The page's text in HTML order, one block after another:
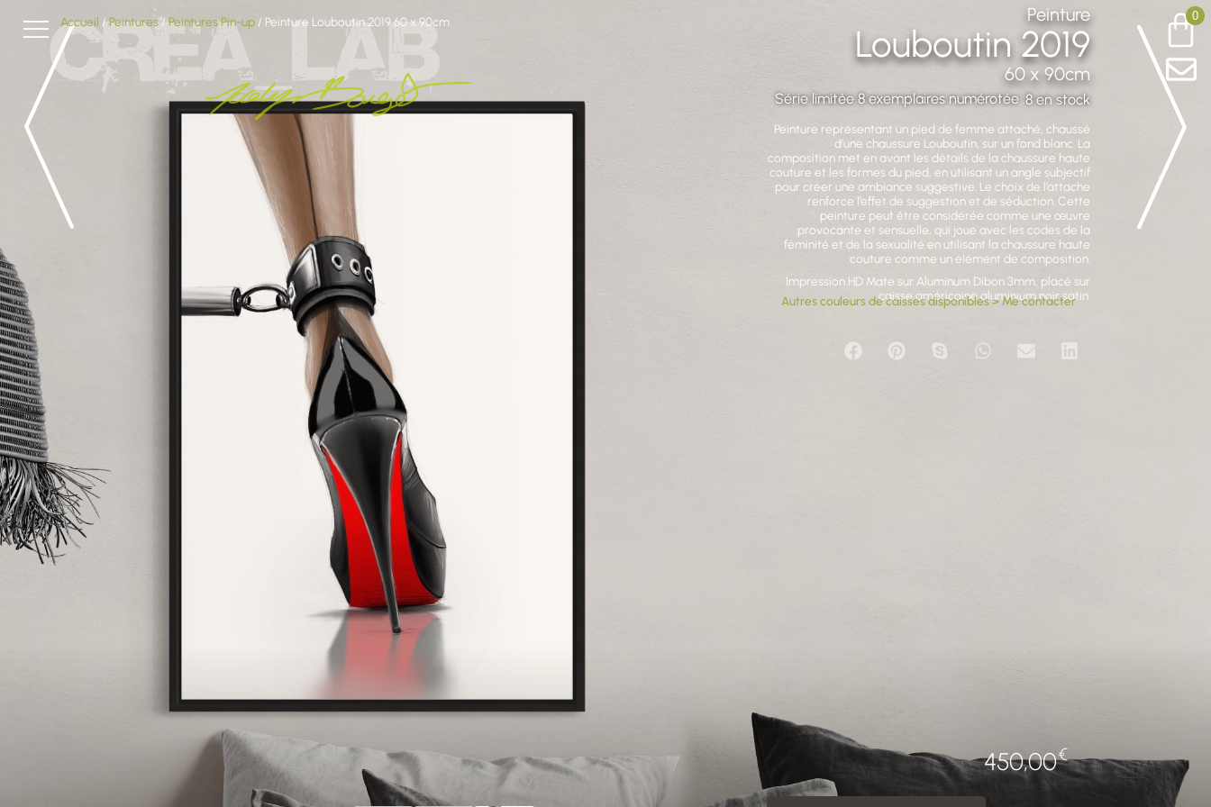
Accueil /Peintures/ Peintures Pin-up / Peinture Louboutin 2019 60 x 90cm 0
Peinture
Louboutin 2019
60 x 90cm
Série limitée 8 exemplaires numérotée :8 en stock
Peinture représentant un pied de femme attaché, chaussé
d’une chaussure Louboutin, sur un fond blanc. La
composition met en avant les détails de la chaussure haute
couture et les formes du pied, en utilisant un angle subjectif
pour créer une ambiance suggestive. Le choix de l’attache
renforce l’effet de suggestion et de séduction. Cette
peinture peut être considérée comme une œuvre
provocante et sensuelle, qui joue avec les codes de la
féminité et de la sexualité en utilisant la chaussure haute
couture comme un élément de composition.
Impression HD Mate sur Aluminum Dibon 3mm, placé sur
caisse américaine aluminium noir satin.
Autres couleurs de caisses disponibles > Me contacter
450,00€